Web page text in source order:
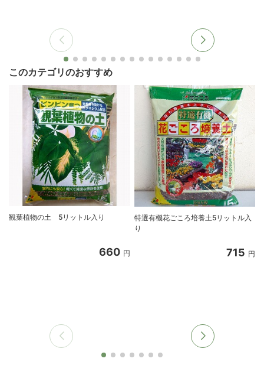
このカテゴリのおすすめ
観葉植物の土 5リットル入り
660 円
特選有機花ごころ培養土5リットル入
り
715 円